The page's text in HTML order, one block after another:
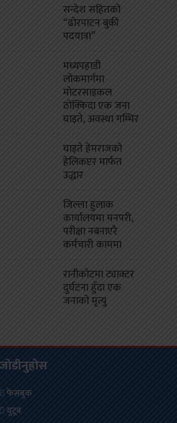
सन्देश सहितको
“ढोरपाटन बुकी
पदयात्रा”
मध्यपहाडी
लोकमार्गमा
मोटरसाइकल
ठोक्किदा एक जना
घाइते, अवस्था गम्भिर
घाइते हेमराजको
हेलिकप्टर मार्फत
उद्धार
जिल्ला हुलाक
कार्यालयमा मनपरी,
परीक्षा नबनाएरै
कर्मचारी काममा
रानीकोटमा ट्याक्टर
दुर्घटना हुँदा एक
जनाको मृत्यु
जोडीनुहोस
फेसबुक
युटूब